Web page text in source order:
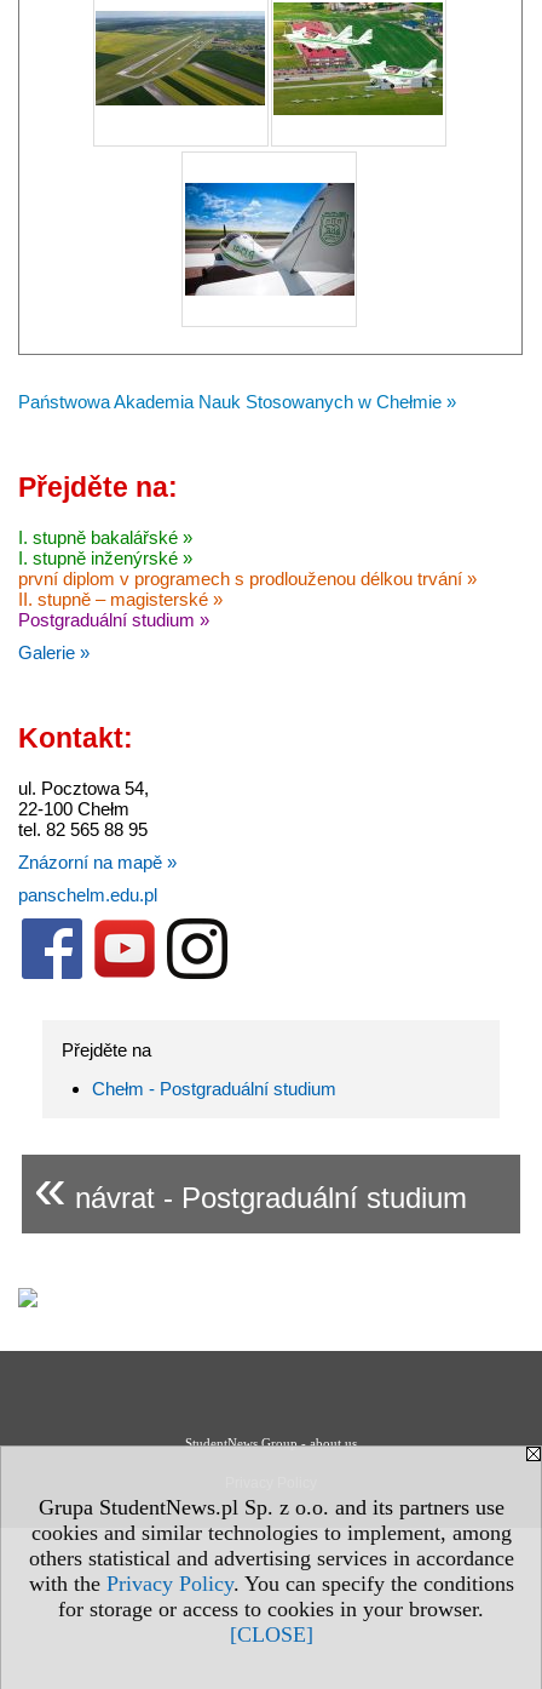
Grupa StudentNews.pl Sp. z o.o. and its partners use
cookies and similar technologies to implement, among
others statistical and advertising services in accordance
with the Privacy Policy. You can specify the conditions
for storage or access to cookies in your browser.
[CLOSE]
Państwowa Akademia Nauk Stosowanych w Chełmie »
Přejděte na:
I. stupně bakalářské »
I. stupně inženýrské »
první diplom v programech s prodlouženou délkou trvání »
II. stupně – magisterské »
Postgraduální studium »
Galerie »
Kontakt:
ul. Pocztowa 54,
22-100 Chełm
tel. 82 565 88 95
Znázorní na mapě »
panschelm.edu.pl
Přejděte na
Chełm - Postgraduální studium
« návrat - Postgraduální studium
StudentNews Group - about us